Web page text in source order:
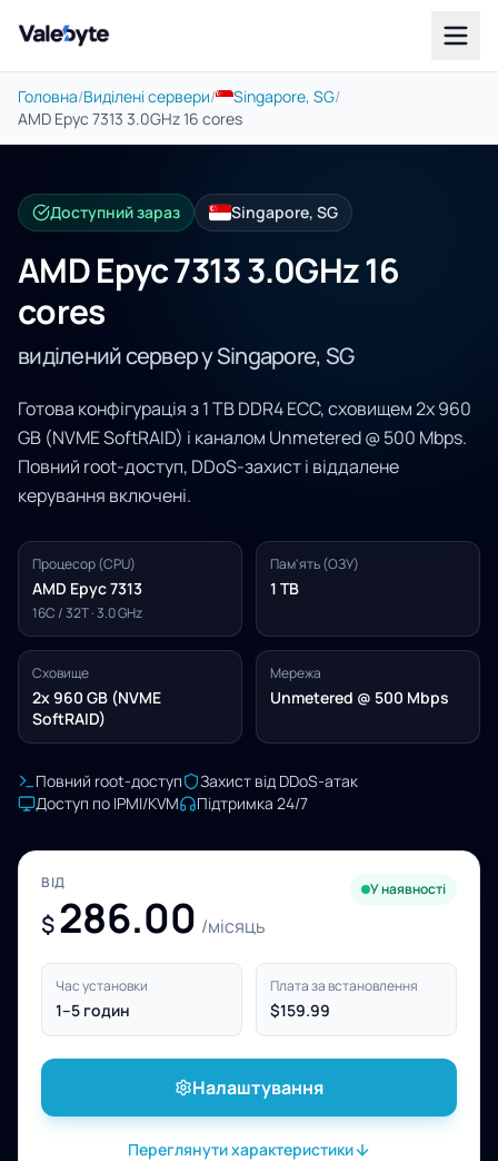
Valebyte
Головна/Виділені сервери/ Singapore, SG/
AMD Epyc 7313 3.0GHz 16 cores
Доступний зараз Singapore, SG
AMD Epyc 7313 3.0GHz 16
cores
виділений сервер у Singapore, SG
Готова конфігурація з 1 TB DDR4 ECC, сховищем 2x 960
GB (NVME SoftRAID) і каналом Unmetered @ 500 Mbps.
Повний root-доступ, DDoS-захист і віддалене
керування включені.
Процесор (CPU)
AMD Epyc 7313
16C / 32T · 3.0 GHz
Пам'ять (ОЗУ)
1 TB
Сховище
2x 960 GB (NVME
SoftRAID)
Мережа
Unmetered @ 500 Mbps
Повний root-доступ
Захист від DDoS-атак
Доступ по IPMI/KVM
Підтримка 24/7
ВІД
$286.00 /місяць
У наявності
Час установки
1–5 годин
Плата за встановлення
$159.99
Налаштування
Переглянути характеристики